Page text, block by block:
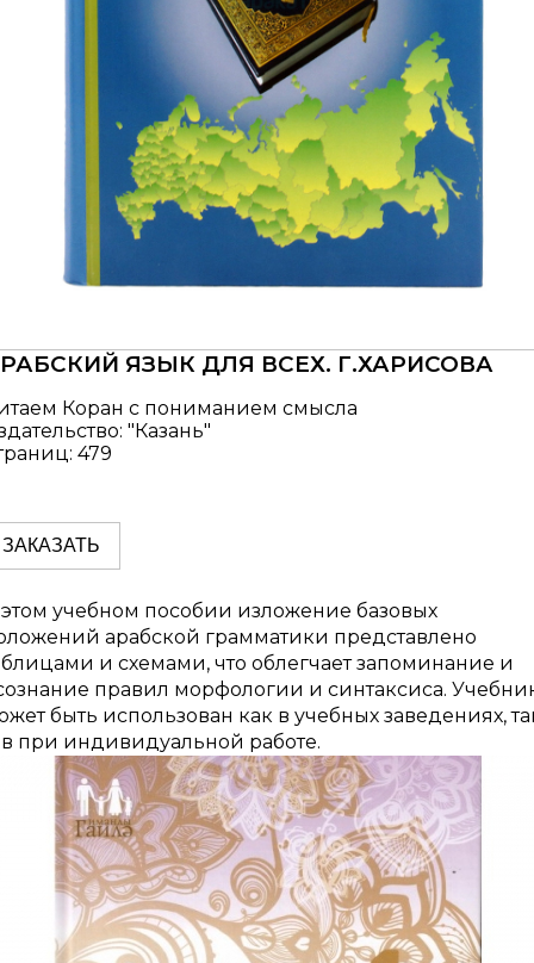
ЯЗЫК ДЛЯ ВСЕХ. Г.ХАРИСОВА
Коран с пониманием смысла
"Казань"
479
ЗАКАЗАТЬ
учебном пособии изложение базовых
арабской грамматики представлено
и схемами, что облегчает запоминание и
правил морфологии и синтаксиса.
быть использован как в учебных заведениях,
при индивидуальной работе.